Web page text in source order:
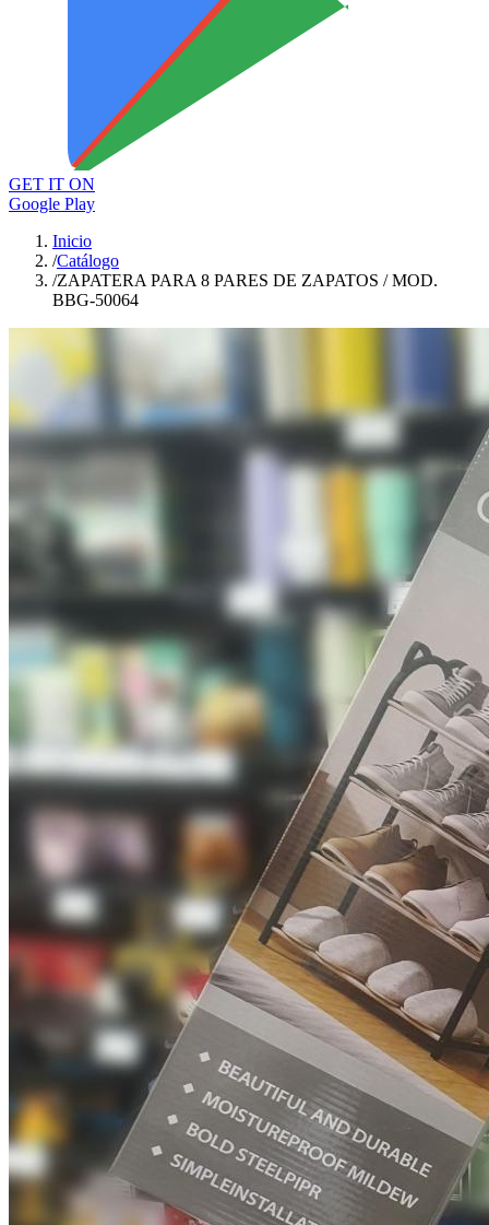
GET IT ON
Google Play
Inicio
/Catálogo
/ZAPATERA PARA 8 PARES DE ZAPATOS / MOD.
BBG-50064